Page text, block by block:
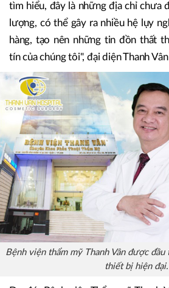
tìm hiểu, đây là những địa chỉ chưa
lượng, có thể gây ra nhiều hệ lụy
hàng, tạo nên những tin đồn thất
tín của chúng tôi", đại diện Thanh
Bệnh viện thẩm mỹ Thanh Vân được
thiết bị hiện đại.